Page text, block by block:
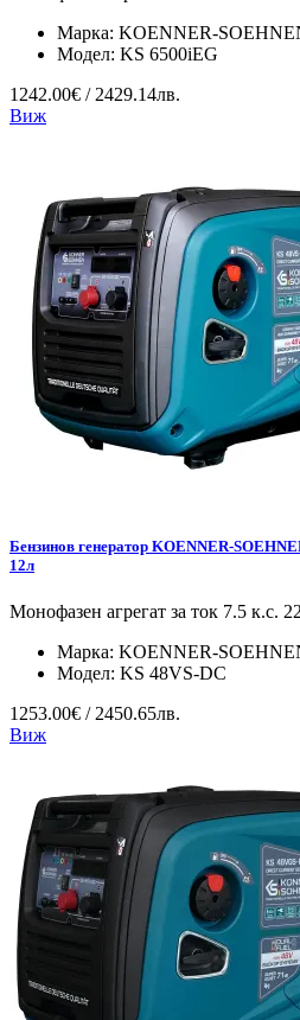
Марка: KOENNER-
Модел: KS 6500iEG
1242.00€ / 2429.14лв.
Виж
Бензинов генератор KOENNER-
12л
Монофазен агрегат за ток 7.5 к.с.
Марка: KOENNER-
Модел: KS 48VS-DC
1253.00€ / 2450.65лв.
Виж